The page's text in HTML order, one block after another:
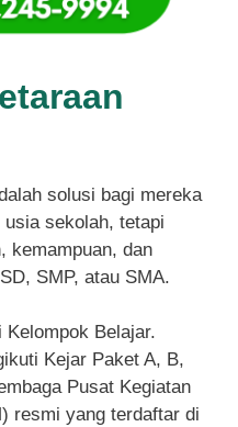
solusi bagi mereka
sekolah, tetapi
kemampuan, dan
SMP, atau SMA.
Belajar.
Kejar Paket A, B,
Pusat Kegiatan
resmi yang terdaftar di